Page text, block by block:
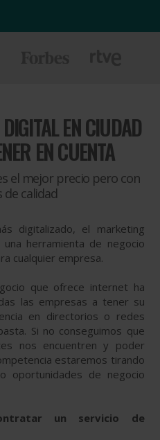
EN CIUDAD
EN CUENTA
el mejor precio pero con
de calidad
digitalizado, el marketing
herramienta de negocio
cualquier empresa.
que ofrece internet ha
las empresas a tener su
en directorios o redes
Si no conseguimos que
nos encuentren y poder
estaremos tirando
oportunidades de negocio
un servicio de